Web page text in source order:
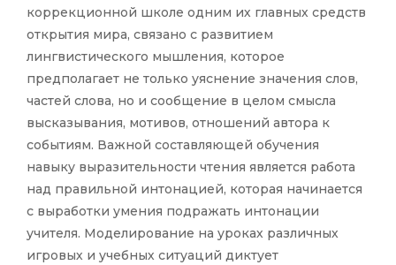
коррекционной школе одним их главных средств
открытия мира, связано с развитием
лингвистического мышления, которое
предполагает не только уяснение значения слов,
частей слова, но и сообщение в целом смысла
высказывания, мотивов, отношений автора к
событиям. Важной составляющей обучения
навыку выразительности чтения является работа
над правильной интонацией, которая начинается
с выработки умения подражать интонации
учителя. Моделирование на уроках различных
игровых и учебных ситуаций диктует